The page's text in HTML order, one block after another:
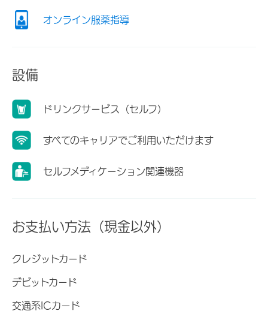
オンライン服薬指導
設備
ドリンクサービス（セルフ）
すべてのキャリアでご利用いただけます
セルフメディケーション関連機器
お支払い方法（現金以外）
クレジットカード
デビットカード
交通系ICカード